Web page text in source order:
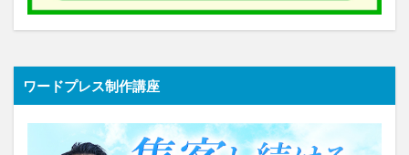
ワードプレス制作講座